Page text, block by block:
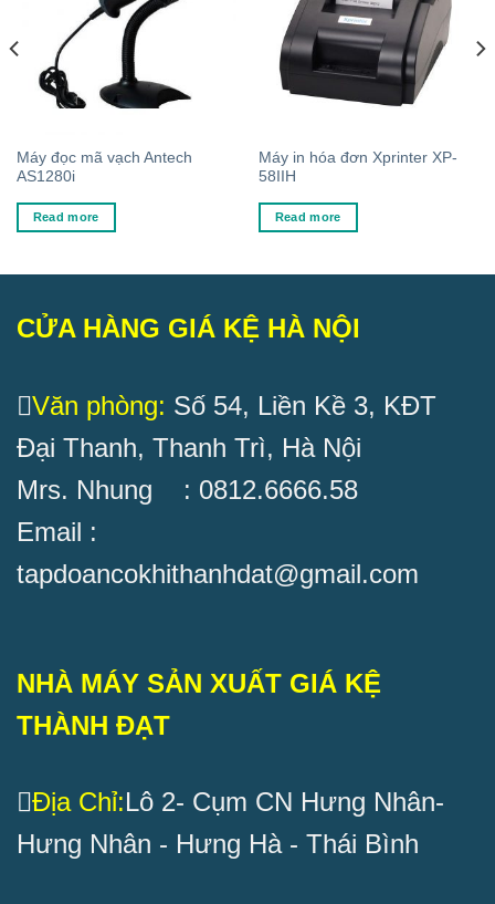
Máy đọc mã vạch Antech
AS1280i
Read more
Máy in hóa đơn Xprinter XP-
58IIH
Read more
CỬA HÀNG GIÁ KỆ HÀ NỘI
Văn phòng: Số 54, Liền Kề 3, KĐT
Đại Thanh, Thanh Trì, Hà Nội
Mrs. Nhung : 0812.6666.58
Email :
tapdoancokhithanhdat@gmail.com
NHÀ MÁY SẢN XUẤT GIÁ KỆ
THÀNH ĐẠT
Địa Chỉ:Lô 2- Cụm CN Hưng Nhân-
Hưng Nhân - Hưng Hà - Thái Bình